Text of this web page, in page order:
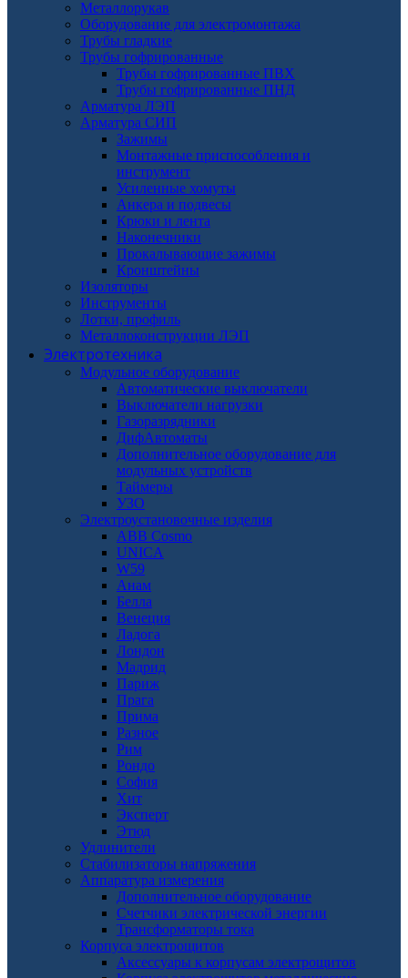
Металлорукав
Оборудование для электромонтажа
Трубы гладкие
Трубы гофрированные
Трубы гофрированные ПВХ
Трубы гофрированные ПНД
Арматура ЛЭП
Арматура СИП
Зажимы
Монтажные приспособления и
инструмент
Усиленные хомуты
Анкера и подвесы
Крюки и лента
Наконечники
Прокалывающие зажимы
Кронштейны
Изоляторы
Инструменты
Лотки, профиль
Металлоконструкции ЛЭП
Электротехника
Модульное оборудование
Автоматические выключатели
Выключатели нагрузки
Газоразрядники
ДифАвтоматы
Дополнительное оборудование для
модульных устройств
Таймеры
УЗО
Электроустановочные изделия
ABB Cosmo
UNICA
W59
Анам
Белла
Венеция
Ладога
Лондон
Мадрид
Париж
Прага
Прима
Разное
Рим
Рондо
София
Хит
Эксперт
Этюд
Удлинители
Стабилизаторы напряжения
Аппаратура измерения
Дополнительное оборудование
Счетчики электрической энергии
Трансформаторы тока
Корпуса электрощитов
Аксессуары к корпусам электрощитов